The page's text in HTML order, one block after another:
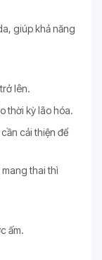
giúp khả năng
lên.
thời kỳ lão hóa.
cải thiện để
thai thì
ấm.